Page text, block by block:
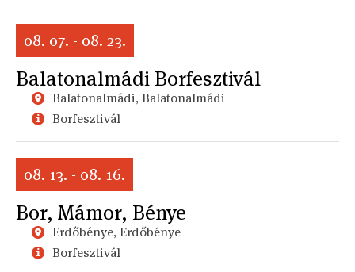
08. 07. - 08. 23.
Balatonalmádi Borfesztivál
Balatonalmádi, Balatonalmádi
Borfesztivál
08. 13. - 08. 16.
Bor, Mámor, Bénye
Erdőbénye, Erdőbénye
Borfesztivál